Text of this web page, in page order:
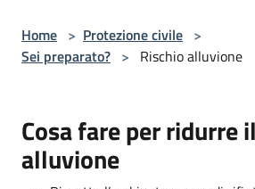
Home > Protezione civile >
Sei preparato? > Rischio alluvione
Cosa fare per ridurre
alluvione